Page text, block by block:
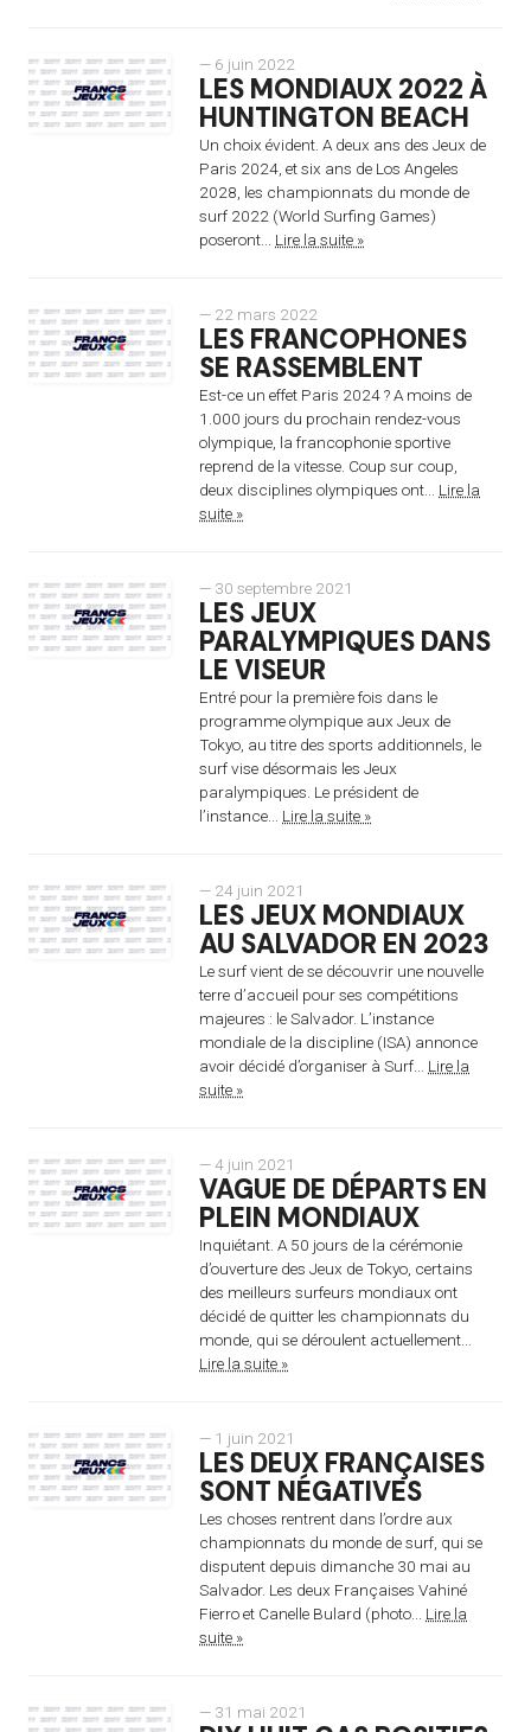
— 6 juin 2022
LES MONDIAUX 2022 À
HUNTINGTON BEACH
Un choix évident. A deux ans des Jeux de
Paris 2024, et six ans de Los Angeles
2028, les championnats du monde de
surf 2022 (World Surfing Games)
poseront... Lire la suite »
— 22 mars 2022
LES FRANCOPHONES
SE RASSEMBLENT
Est-ce un effet Paris 2024 ? A moins de
1.000 jours du prochain rendez-vous
olympique, la francophonie sportive
reprend de la vitesse. Coup sur coup,
deux disciplines olympiques ont... Lire la
suite »
— 30 septembre 2021
LES JEUX
PARALYMPIQUES DANS
LE VISEUR
Entré pour la première fois dans le
programme olympique aux Jeux de
Tokyo, au titre des sports additionnels, le
surf vise désormais les Jeux
paralympiques. Le président de
l’instance... Lire la suite »
— 24 juin 2021
LES JEUX MONDIAUX
AU SALVADOR EN 2023
Le surf vient de se découvrir une nouvelle
terre d’accueil pour ses compétitions
majeures : le Salvador. L’instance
mondiale de la discipline (ISA) annonce
avoir décidé d’organiser à Surf... Lire la
suite »
— 4 juin 2021
VAGUE DE DÉPARTS EN
PLEIN MONDIAUX
Inquiétant. A 50 jours de la cérémonie
d’ouverture des Jeux de Tokyo, certains
des meilleurs surfeurs mondiaux ont
décidé de quitter les championnats du
monde, qui se déroulent actuellement...
Lire la suite »
— 1 juin 2021
LES DEUX FRANÇAISES
SONT NÉGATIVES
Les choses rentrent dans l’ordre aux
championnats du monde de surf, qui se
disputent depuis dimanche 30 mai au
Salvador. Les deux Françaises Vahiné
Fierro et Canelle Bulard (photo... Lire la
suite »
— 31 mai 2021